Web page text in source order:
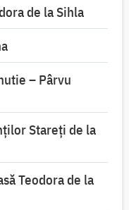
de la Sihla
– Pârvu
Stareți de la
Teodora de la